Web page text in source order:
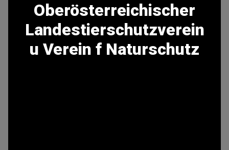
Oberösterreichischer
Landestierschutzverein
u Verein f Naturschutz